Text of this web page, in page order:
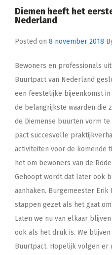
Diemen heeft het
Nederland
Posted on 8 november 2018
Bewoners en professionals
Buurtpact van Nederland
een feestelijke bijeenkomst in
de belangrijkste waarden die
de Diemense buurten vorm te
pact succesvolle
activiteiten voor de komende
het om bewoners van de
Gehoopt wordt dat later ook
aanhaken. Burgemeester Erik
stappen gezet als het gaat
Laten we nu van elkaar
ook als het druk is. We
Buurtpact. Hopelijk volgen er